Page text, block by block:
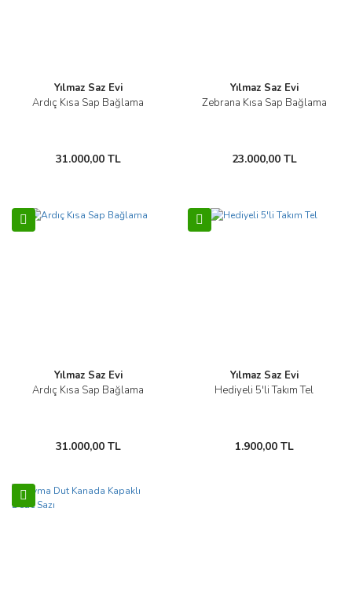
Yılmaz Saz Evi
Ardıç Kısa Sap Bağlama
31.000,00 TL
Yılmaz Saz Evi
Zebrana Kısa Sap Bağlama
23.000,00 TL
Yılmaz Saz Evi
Ardıç Kısa Sap Bağlama
31.000,00 TL
Yılmaz Saz Evi
Hediyeli 5'li Takım Tel
1.900,00 TL